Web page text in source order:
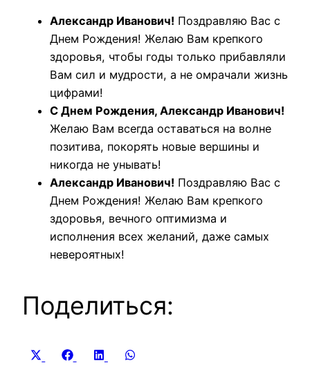
Александр Иванович! Поздравляю Вас с
Днем Рождения! Желаю Вам крепкого
здоровья, чтобы годы только прибавляли
Вам сил и мудрости, а не омрачали жизнь
цифрами!
С Днем Рождения, Александр Иванович!
Желаю Вам всегда оставаться на волне
позитива, покорять новые вершины и
никогда не унывать!
Александр Иванович! Поздравляю Вас с
Днем Рождения! Желаю Вам крепкого
здоровья, вечного оптимизма и
исполнения всех желаний, даже самых
невероятных!
Поделиться:
Share
Share
Facebook
Share
LinkedIn